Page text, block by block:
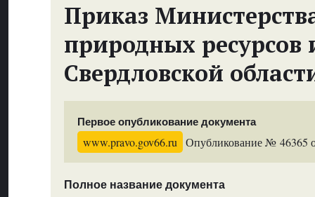
Приказ
природных ресурсов
Свердловской
Первое опубликование документа
www.pravo.gov66.ru Опубликование № 46365
Полное название документа